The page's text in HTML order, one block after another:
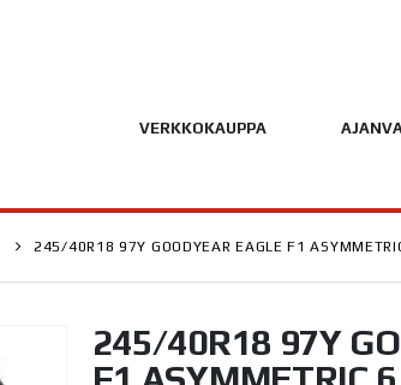
VERKKOKAUPPA
245/40R18 97Y GOODYEAR EAGLE F1
245/40R18 97Y